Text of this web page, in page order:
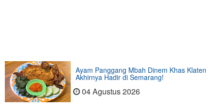
Ayam Panggang Mbah Dinem Khas Klaten
Akhirnya Hadir di Semarang!
04 Agustus 2026